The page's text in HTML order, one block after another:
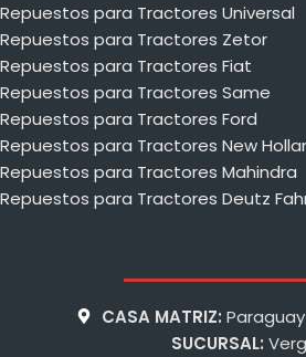
Repuestos para Tractores Universal
Repuestos para Tractores Zetor
Repuestos para Tractores Fiat
Repuestos para Tractores Same
Repuestos para Tractores Ford
Repuestos para Tractores New
Repuestos para Tractores Mahindra
Repuestos para Tractores Deutz
CASA MATRIZ:
SUCURSAL: